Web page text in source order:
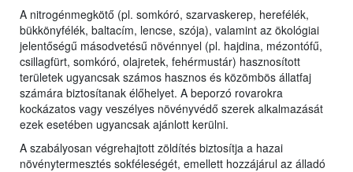
A nitrogénmegkötő (pl. somkóró, szarvaskerep, herefélék,
bükkönyfélék, baltacím, lencse, szója), valamint az ökológiai
jelentőségű másodvetésű növénnyel (pl. hajdina, mézontófű,
csillagfürt, somkóró, olajretek, fehérmustár) hasznosított
területek ugyancsak számos hasznos és közömbös állatfaj
számára biztosítanak élőhelyet. A beporzó rovarokra
kockázatos vagy veszélyes növényvédő szerek alkalmazását
ezek esetében ugyancsak ajánlott kerülni.
A szabályosan végrehajtott zöldítés biztosítja a hazai
növénytermesztés sokféleségét, emellett hozzájárul az álladó